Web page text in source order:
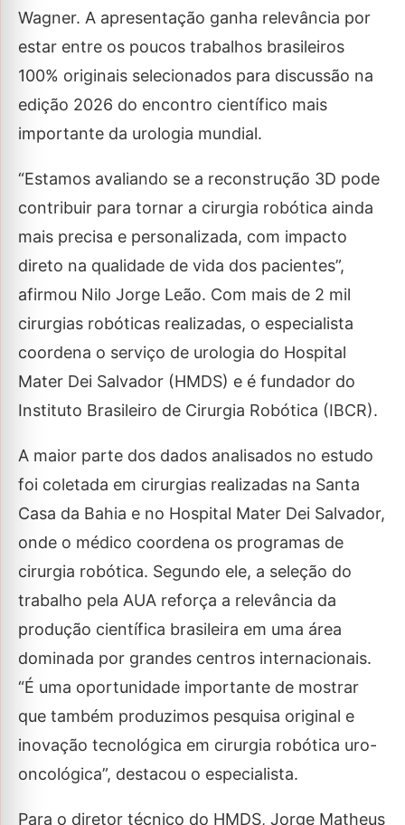
Wagner. A apresentação ganha relevância por
estar entre os poucos trabalhos brasileiros
100% originais selecionados para discussão na
edição 2026 do encontro científico mais
importante da urologia mundial.
“Estamos avaliando se a reconstrução 3D pode
contribuir para tornar a cirurgia robótica ainda
mais precisa e personalizada, com impacto
direto na qualidade de vida dos pacientes”,
afirmou Nilo Jorge Leão. Com mais de 2 mil
cirurgias robóticas realizadas, o especialista
coordena o serviço de urologia do Hospital
Mater Dei Salvador (HMDS) e é fundador do
Instituto Brasileiro de Cirurgia Robótica (IBCR).
A maior parte dos dados analisados no estudo
foi coletada em cirurgias realizadas na Santa
Casa da Bahia e no Hospital Mater Dei Salvador,
onde o médico coordena os programas de
cirurgia robótica. Segundo ele, a seleção do
trabalho pela AUA reforça a relevância da
produção científica brasileira em uma área
dominada por grandes centros internacionais.
“É uma oportunidade importante de mostrar
que também produzimos pesquisa original e
inovação tecnológica em cirurgia robótica uro-
oncológica”, destacou o especialista.
Para o diretor técnico do HMDS, Jorge Matheus